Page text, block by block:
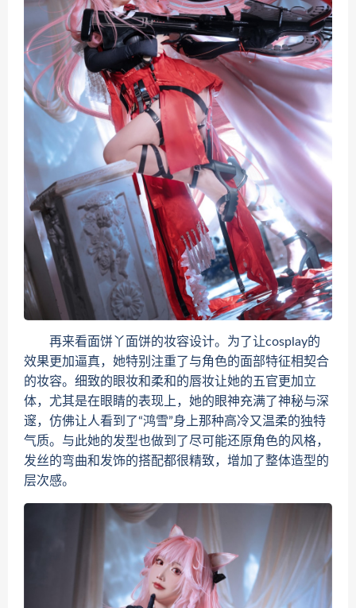
再来看面饼丫面饼的妆容设计。为了让cosplay的
效果更加逼真，她特别注重了与角色的面部特征相契合
的妆容。细致的眼妆和柔和的唇妆让她的五官更加立
体，尤其是在眼睛的表现上，她的眼神充满了神秘与深
邃，仿佛让人看到了“鸿雪”身上那种高冷又温柔的独特
气质。与此她的发型也做到了尽可能还原角色的风格，
发丝的弯曲和发饰的搭配都很精致，增加了整体造型的
层次感。